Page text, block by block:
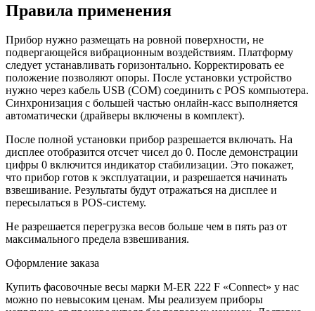
Правила применения
Прибор нужно размещать на ровной поверхности, не
подвергающейся вибрационным воздействиям. Платформу
следует устанавливать горизонтально. Корректировать ее
положение позволяют опоры. После установки устройство
нужно через кабель USB (COM) соединить с POS компьютера.
Синхронизация с большей частью онлайн-касс выполняется
автоматически (драйверы включены в комплект).
После полной установки прибор разрешается включать. На
дисплее отобразится отсчет чисел до 0. После демонстрации
цифры 0 включится индикатор стабилизации. Это покажет,
что прибор готов к эксплуатации, и разрешается начинать
взвешивание. Результаты будут отражаться на дисплее и
пересылаться в POS-систему.
Не разрешается перегрузка весов больше чем в пять раз от
максимального предела взвешивания.
Оформление заказа
Купить фасовочные весы марки M-ER 222 F «Connect» у нас
можно по невысоким ценам. Мы реализуем приборы